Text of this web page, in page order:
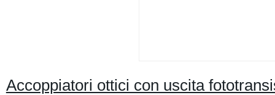
Accoppiatori ottici con uscita